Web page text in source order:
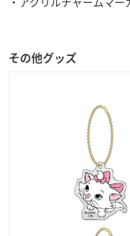
その他グッズ